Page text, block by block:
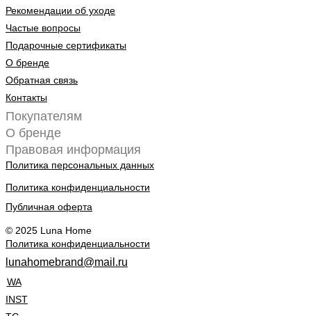
Рекомендации об уходе
Частые вопросы
Подарочные сертификаты
О бренде
Обратная связь
Контакты
Покупателям
О бренде
Правовая информация
Политика персональных данных
Политика конфиденциальности
Публичная оферта
© 2025 Luna Home
Политика конфиденциальности
lunahomebrand@mail.ru
WA
INST